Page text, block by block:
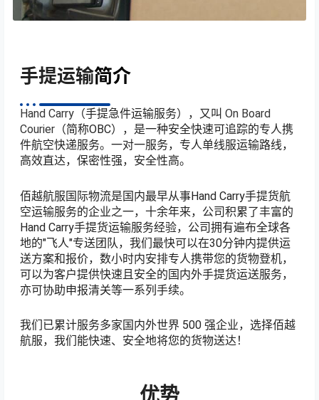
手提运输简介
Hand Carry （手提急件运输服务），又叫 On Board
Courier （简称OBC），是一种安全快速可追踪的专人携
件航空快递服务。一对一服务，专人单线服运输路线，
高效直达，保密性强，安全性高。
佰越航服国际物流是国内最早从事Hand Carry手提货航
空运输服务的企业之一，十余年来，公司积累了丰富的
Hand Carry手提货运输服务经验，公司拥有遍布全球各
地的"飞人"专送团队，我们最快可以在30分钟内提供运
送方案和报价，数小时内安排专人携带您的货物登机，
可以为客户提供快速且安全的国内外手提货运送服务，
亦可协助申报清关等一系列手续。
我们已累计服务多家国内外世界 500 强企业，选择佰越
航服，我们能快速、安全地将您的货物送达！
优势